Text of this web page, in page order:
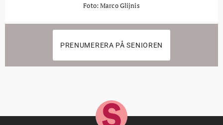
Foto: Marco Glijnis
PRENUMERERA PÅ SENIOREN